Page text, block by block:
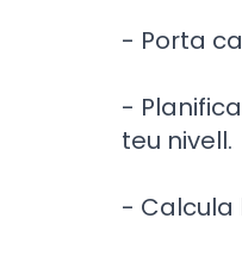
- Porta
-
teu nivell.
- Calcula